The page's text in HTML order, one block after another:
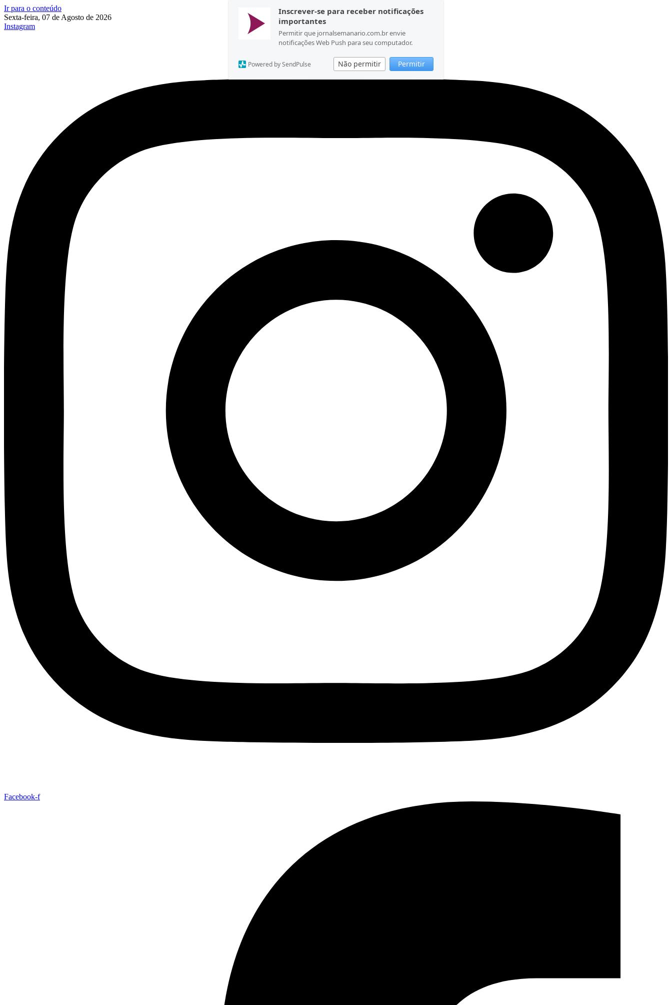
Inscrever-se para receber notificações
importantes
Permitir que jornalsemanario.com.br envie
notificações Web Push para seu computador.
Não permitir Permitir
Powered by SendPulse
Ir para o conteúdo
Sexta-feira, 07 de Agosto de 2026
Instagram
Facebook-f